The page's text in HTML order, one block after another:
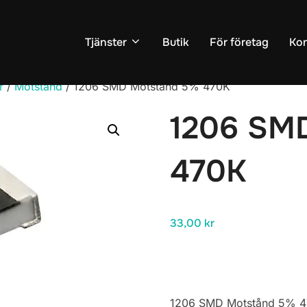
Tjänster Butik För företag
/Motstånd/ 1206 SMD Motstånd 5% 470K
1206
470K
33,00 kr
1206 SMD Motstånd 5%